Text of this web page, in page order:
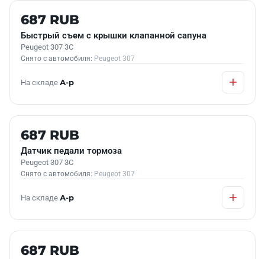
Б/У В НАЛИЧИИ
687 RUB
Быстрый съем с крышки клапанной сапуна
Peugeot 307 3C
Снято с автомобиля: Peugeot 307
На складе А-р
Б/У В НАЛИЧИИ
687 RUB
Датчик педали тормоза
Peugeot 307 3C
Снято с автомобиля: Peugeot 307
На складе А-р
Б/У В НАЛИЧИИ
687 RUB